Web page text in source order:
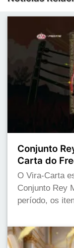
Conjunto
Carta do
O Vira-Carta
Conjunto Rey
período, os